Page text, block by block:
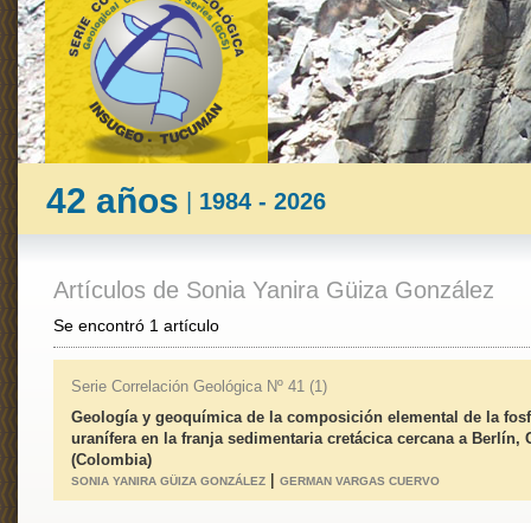
42 años | 1984 - 2026
Artículos de Sonia Yanira Güiza González
Se encontró 1 artículo
Serie Correlación Geológica Nº 41 (1)
Geología y geoquímica de la composición elemental de la
uranífera en la franja sedimentaria cretácica cercana a Berlín,
(Colombia)
SONIA YANIRA GÜIZA GONZÁLEZ | GERMAN VARGAS CUERVO